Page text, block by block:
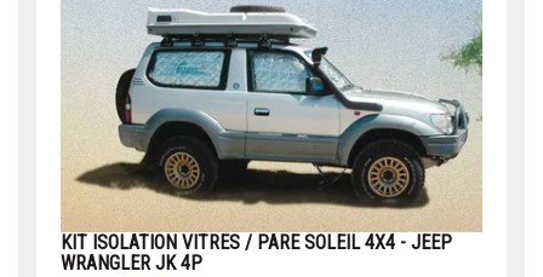
KIT ISOLATION VITRES / PARE SOLEIL 4X4 - JEEP
WRANGLER JK 4P